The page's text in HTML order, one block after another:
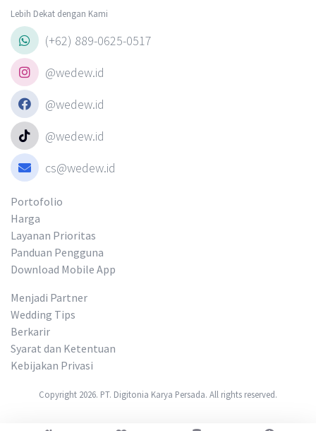
Lebih Dekat dengan Kami
(+62) 889-0625-0517
@wedew.id
@wedew.id
@wedew.id
cs@wedew.id
Portofolio
Harga
Layanan Prioritas
Panduan Pengguna
Download Mobile App
Menjadi Partner
Wedding Tips
Berkarir
Syarat dan Ketentuan
Kebijakan Privasi
Copyright 2026. PT. Digitonia Karya Persada. All rights reserved.